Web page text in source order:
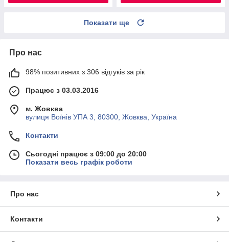
Показати ще
Про нас
98% позитивних з 306 відгуків за рік
Працює з 03.03.2016
м. Жовква
вулиця Воїнів УПА 3, 80300, Жовква, Україна
Контакти
Сьогодні працює з 09:00 до 20:00
Показати весь графік роботи
Про нас
Контакти